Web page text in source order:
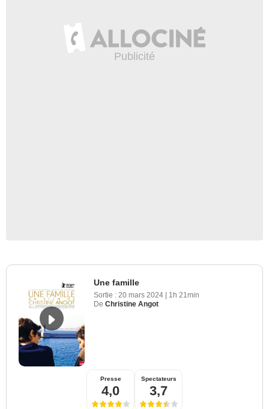
Une famille
Sortie : 20 mars 2024 | 1h 21min
De Christine Angot
Presse
4,0
Spectateurs
3,7